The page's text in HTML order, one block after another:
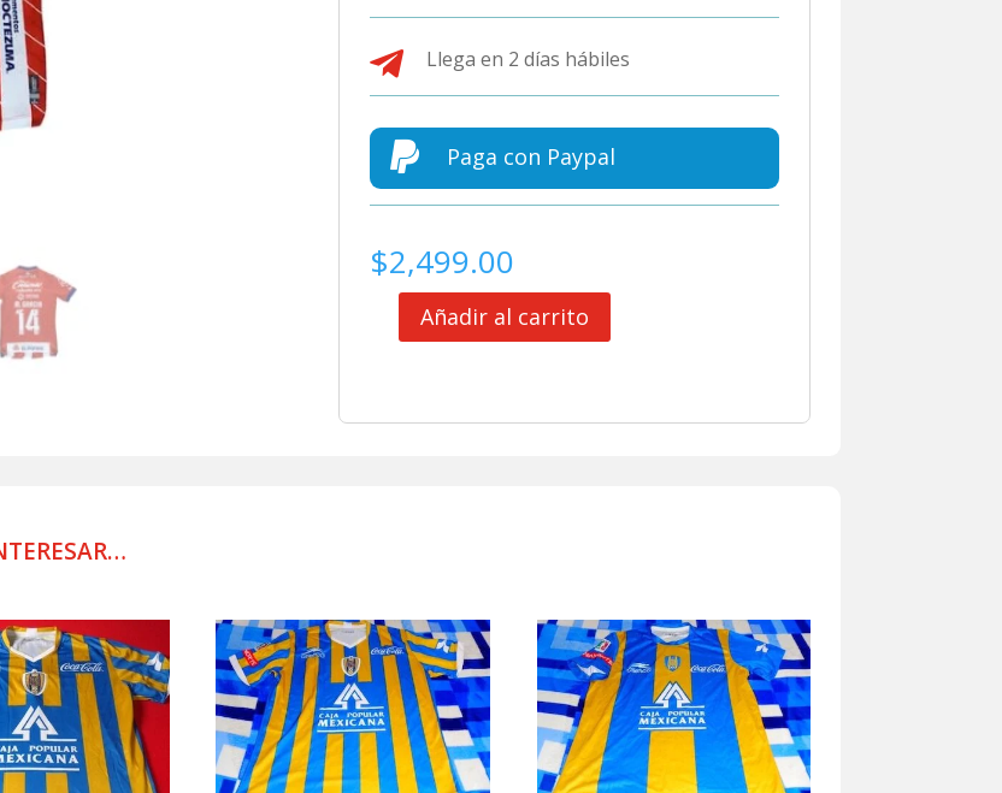
 Llega en 2 días hábiles
 Paga con Paypal
$2,499.00
Añadir al carrito